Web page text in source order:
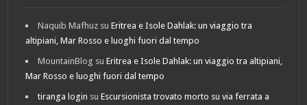
Naquib Mafhuz suEritrea e Isole Dahlak: un viaggio tra
altipiani, Mar Rosso e luoghi fuori dal tempo
MountainBlog suEritrea e Isole Dahlak: un viaggio tra altipiani,
Mar Rosso e luoghi fuori dal tempo
tiranga login suEscursionista trovato morto su via ferrata a